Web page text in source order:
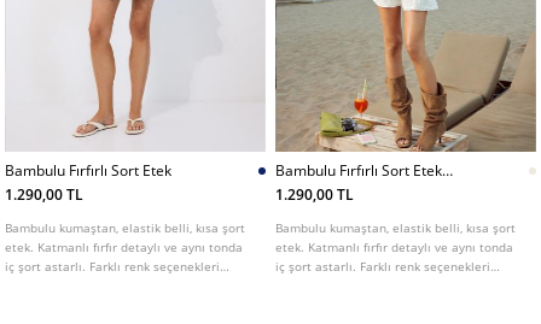
Bambulu Fırfırlı Sort Etek
1.290,00 TL
Bambulu kumaştan, elastik belli, kısa şort
etek. Katmanlı fırfır detaylı ve aynı tonda
iç şort astarlı. Farklı renk seçenekleri
Bambulu Fırfırlı Sort Etek
L01261250
1.290,00 TL
Bambulu kumaştan, elastik belli, kısa şort
etek. Katmanlı fırfır detaylı ve aynı tonda
iç şort astarlı. Farklı renk seçenekleri